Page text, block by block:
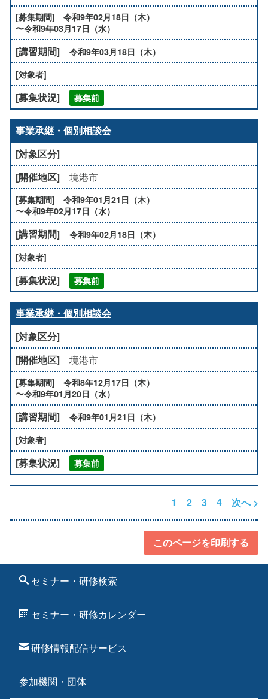
令和9年02月18日（木）
〜令和9年03月17日（水）
令和9年03月18日（木）
募集前
事業承継・個別相談会
境港市
令和9年01月21日（木）
〜令和9年02月17日（水）
令和9年02月18日（木）
募集前
事業承継・個別相談会
境港市
令和8年12月17日（木）
〜令和9年01月20日（水）
令和9年01月21日（木）
募集前
1 2 3 4 次へ >
このページを印刷する
セミナー・研修検索
セミナー・研修カレンダー
研修情報配信サービス
参加機関・団体